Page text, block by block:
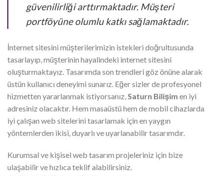
güvenilirliği arttırmaktadır. Müşteri
portföyüne olumlu katkı sağlamaktadır.
İnternet sitesini müşterilerimizin istekleri doğrultusunda
tasarlayıp, müşterinin hayalindeki internet sitesini
oluşturmaktayız. Tasarımda son trendleri göz önüne alarak
üstün kullanıcı deneyimi sunarız. Eğer sizler de profesyonel
hizmetten yararlanmak istiyorsanız, Saturn Bilişim en iyi
adresiniz olacaktır. Hem masaüstü hem de mobil cihazlarda
iyi çalışan web sitelerini tasarlamak için en yaygın
yöntemlerden ikisi, duyarlı ve uyarlanabilir tasarımdır.
Kurumsal ve kişisel web tasarım projeleriniz için bize
ulaşabilir ve hızlıca teklif alabilirsiniz.